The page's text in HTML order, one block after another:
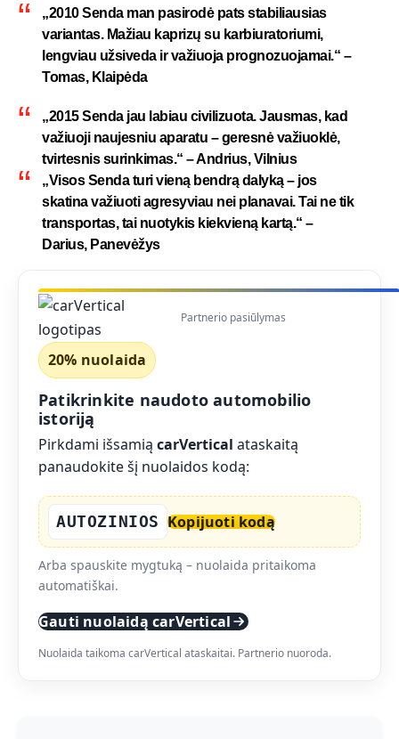
„2010 Senda man pasirodė pats stabiliausias
variantas. Mažiau kaprizų su karbiuratoriumi,
lengviau užsiveda ir važiuoja prognozuojamai.“ –
Tomas, Klaipėda
„2015 Senda jau labiau civilizuota. Jausmas, kad
važiuoji naujesniu aparatu – geresnė važiuoklė,
tvirtesnis surinkimas.“ – Andrius, Vilnius
„Visos Senda turi vieną bendrą dalyką – jos
skatina važiuoti agresyviau nei planavai. Tai ne tik
transportas, tai nuotykis kiekvieną kartą.“ –
Darius, Panevėžys
Partnerio pasiūlymas
20% nuolaida
Patikrinkite naudoto automobilio
istoriją
Pirkdami išsamią carVertical ataskaitą
panaudokite šį nuolaidos kodą:
AUTOZINIOS Kopijuoti kodą
Arba spauskite mygtuką – nuolaida pritaikoma
automatiškai.
Gauti nuolaidą carVertical
Nuolaida taikoma carVertical ataskaitai. Partnerio nuoroda.